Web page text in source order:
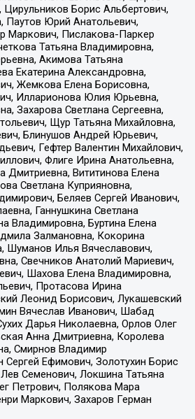
Цирульников Борис Альбертович,
Паутов Юрий Анатольевич,
Маркович, Пислакова-Паркер
Татьяна Владимировна,
Акимова Татьяна
Екатерина Александровна,
Жемкова Елена Борисовна,
Илларионова Юлия Юрьевна,
Захарова Светлана Сергеевна,
Щур Татьяна Михайловна,
Блинушов Андрей Юрьевич,
Гефтер Валентин Михайлович,
Флиге Ирина Анатольевна,
Дмитриевна, Вититинова Елена
Светлана Куприяновна,
Беляев Сергей Иванович,
Ганнушкина Светлана
Владимировна, Буртина Елена
Залмановна, Кокорина
Шуманов Илья Вячеславович,
Свечников Анатолий Мариевич,
Шахова Елена Владимировна,
Протасова Ирина
Леонид Борисович, Лукашевский
Вячеслав Иванович, Шабад
Дарья Николаевна, Орлов Олег
Анна Дмитриевна, Королева
Смирнов Владимир
Сергей Ефимович, Золотухин Борис
Семенович, Локшина Татьяна
Петрович, Полякова Мара
Маркович, Захаров Герман